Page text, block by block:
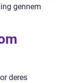
gennem
deres